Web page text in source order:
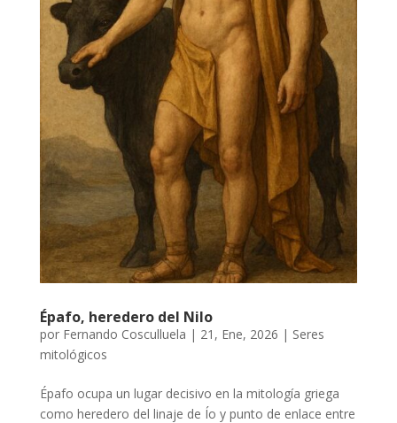
Épafo, heredero del Nilo
por Fernando Cosculluela | 21, Ene, 2026 | Seres
mitológicos
Épafo ocupa un lugar decisivo en la mitología griega
como heredero del linaje de Ío y punto de enlace entre